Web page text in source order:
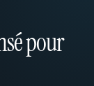
pour